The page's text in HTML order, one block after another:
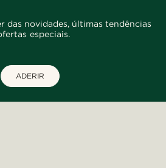
das novidades, últimas tendências
especiais.
ADERIR